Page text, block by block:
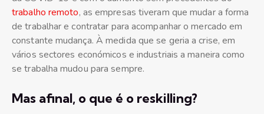
trabalho remoto, as empresas tiveram que mudar a forma
de trabalhar e contratar para acompanhar o mercado em
constante mudança. À medida que se geria a crise, em
vários sectores económicos e industriais a maneira como
se trabalha mudou para sempre.
Mas afinal, o que é o reskilling?